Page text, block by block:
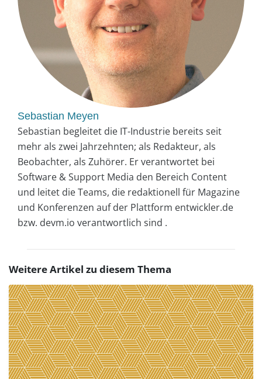
Sebastian Meyen
Sebastian begleitet die IT-Industrie bereits seit
mehr als zwei Jahrzehnten; als Redakteur, als
Beobachter, als Zuhörer. Er verantwortet bei
Software & Support Media den Bereich Content
und leitet die Teams, die redaktionell für Magazine
und Konferenzen auf der Plattform entwickler.de
bzw. devm.io verantwortlich sind .
Weitere Artikel zu diesem Thema